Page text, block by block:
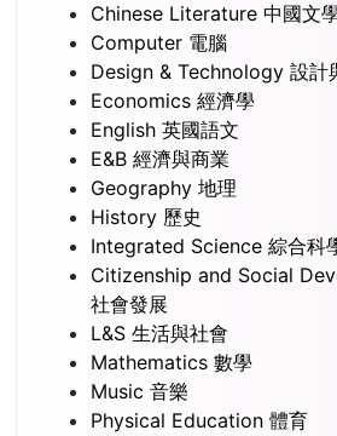
Chinese Literature 中國文
Computer 電腦
Design & Technology 設計
Economics 經濟學
English 英國語文
E&B 經濟與商業
Geography 地理
History 歷史
Integrated Science 綜合科
Citizenship and Social
社會發展
L&S 生活與社會
Mathematics 數學
Music 音樂
Physical Education 體育